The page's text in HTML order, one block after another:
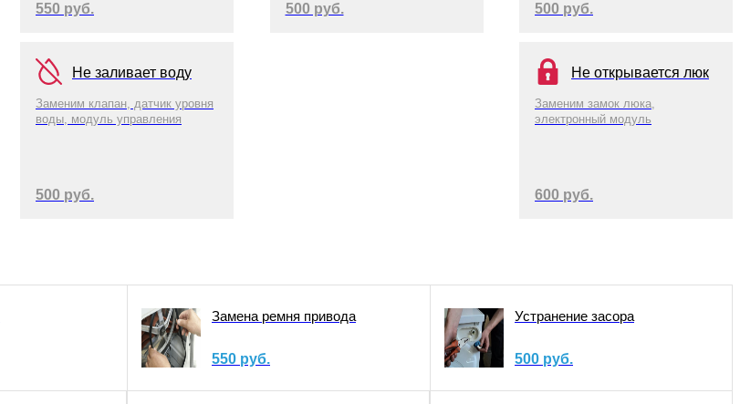
550 руб. 500 руб. 500 руб.
Не заливает воду
Заменим клапан, датчик уровня
воды, модуль управления
500 руб.
Не открывается люк
Заменим замок люка,
электронный модуль
600 руб.
Замена ремня привода
550 руб.
Устранение засора
500 руб.